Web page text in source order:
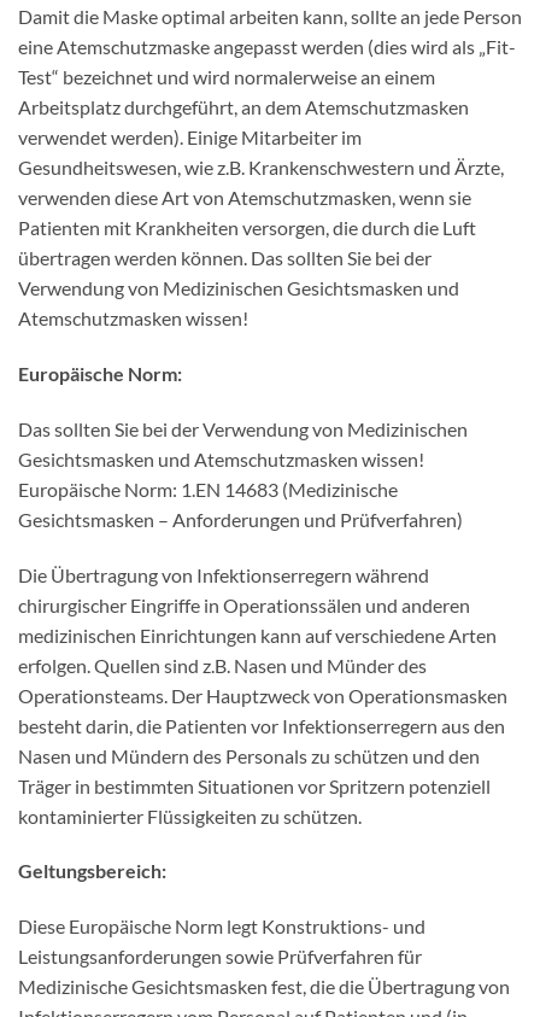
Damit die Maske optimal arbeiten kann, sollte an jede Person
eine Atemschutzmaske angepasst werden (dies wird als „Fit-
Test“ bezeichnet und wird normalerweise an einem
Arbeitsplatz durchgeführt, an dem Atemschutzmasken
verwendet werden). Einige Mitarbeiter im
Gesundheitswesen, wie z.B. Krankenschwestern und Ärzte,
verwenden diese Art von Atemschutzmasken, wenn sie
Patienten mit Krankheiten versorgen, die durch die Luft
übertragen werden können. Das sollten Sie bei der
Verwendung von Medizinischen Gesichtsmasken und
Atemschutzmasken wissen!
Europäische Norm:
Das sollten Sie bei der Verwendung von Medizinischen
Gesichtsmasken und Atemschutzmasken wissen!
Europäische Norm: 1.EN 14683 (Medizinische
Gesichtsmasken – Anforderungen und Prüfverfahren)
Die Übertragung von Infektionserregern während
chirurgischer Eingriffe in Operationssälen und anderen
medizinischen Einrichtungen kann auf verschiedene Arten
erfolgen. Quellen sind z.B. Nasen und Münder des
Operationsteams. Der Hauptzweck von Operationsmasken
besteht darin, die Patienten vor Infektionserregern aus den
Nasen und Mündern des Personals zu schützen und den
Träger in bestimmten Situationen vor Spritzern potenziell
kontaminierter Flüssigkeiten zu schützen.
Geltungsbereich:
Diese Europäische Norm legt Konstruktions- und
Leistungsanforderungen sowie Prüfverfahren für
Medizinische Gesichtsmasken fest, die die Übertragung von